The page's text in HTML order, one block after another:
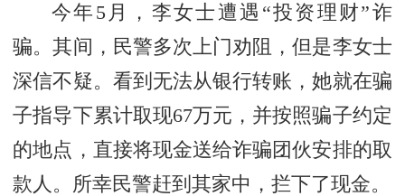
今年 5月，李女士遭遇“投资理财”诈
骗。其间，民警多次上门劝阻，但是李女士
深信不疑。看到无法从银行转账，她就在骗
子指导下累计取现67万元，并按照骗子约定
的地点，直接将现金送给诈骗团伙安排的取
款人。所幸民警赶到其家中，拦下了现金。